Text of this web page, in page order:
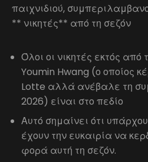
παιχνιδιού,
** νικητές** από τη σεζόν
Όλοι οι νικητές εκτός
Youmin Hwang (ο οποίος
Lotte αλλά ανέβαλε τη
2026) είναι στο πεδίο
Αυτό σημαίνει ότι
έχουν την ευκαιρία να
φορά αυτή τη σεζόν.